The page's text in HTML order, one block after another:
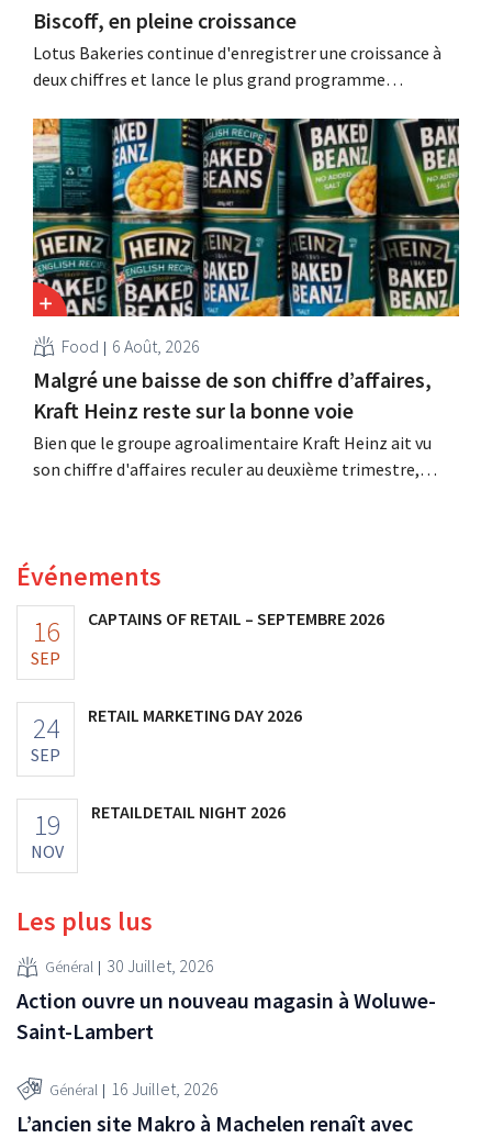
Biscoff, en pleine croissance
Lotus Bakeries continue d'enregistrer une croissance à
deux chiffres et lance le plus grand programme
capacité de production de Biscoff : « Nous devons saisir
cette opportunité ».
Food 6 Août, 2026
Malgré une baisse de son chiffre d’affaires,
Kraft Heinz reste sur la bonne voie
Bien que le groupe agroalimentaire Kraft Heinz ait vu
son chiffre d'affaires reculer au deuxième trimestre,
Événements
16
SEP
CAPTAINS OF RETAIL – SEPTEMBRE 2026
24
SEP
RETAIL MARKETING DAY 2026
19
NOV
RETAILDETAIL NIGHT 2026
Les plus lus
Général 30 Juillet, 2026
Action ouvre un nouveau magasin à Woluwe-
Saint-Lambert
Général 16 Juillet, 2026
L’ancien site Makro à Machelen renaît avec